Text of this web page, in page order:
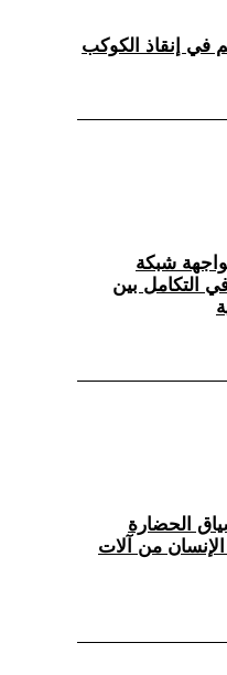
شبكة
التكامل بين
الحضارة
الإنسان من آلات